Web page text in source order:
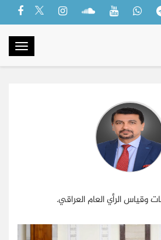
وقياس الرأي العام العراقي.